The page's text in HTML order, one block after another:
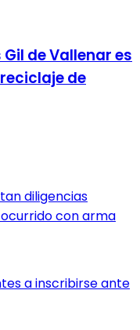
de Vallenar es
de
diligencias
con arma
a inscribirse ante